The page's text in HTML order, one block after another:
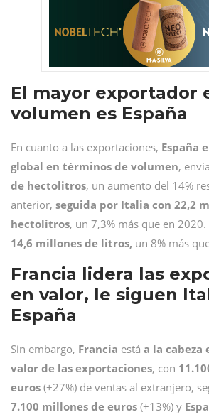
El mayor exportador
volumen es España
En cuanto a las exportaciones, España
global en términos de volumen,
de hectolitros, un aumento del 14%
anterior, seguida por Italia con 22,2
hectolitros, un 7,3% más que en 2020.
14,6 millones de litros, un 8% más
Francia lidera las
en valor, le siguen
España
Sin embargo, Francia está a la cabeza
valor de las exportaciones, con
euros (+27%) de ventas al extranjero,
7.100 millones de euros (+13%) y